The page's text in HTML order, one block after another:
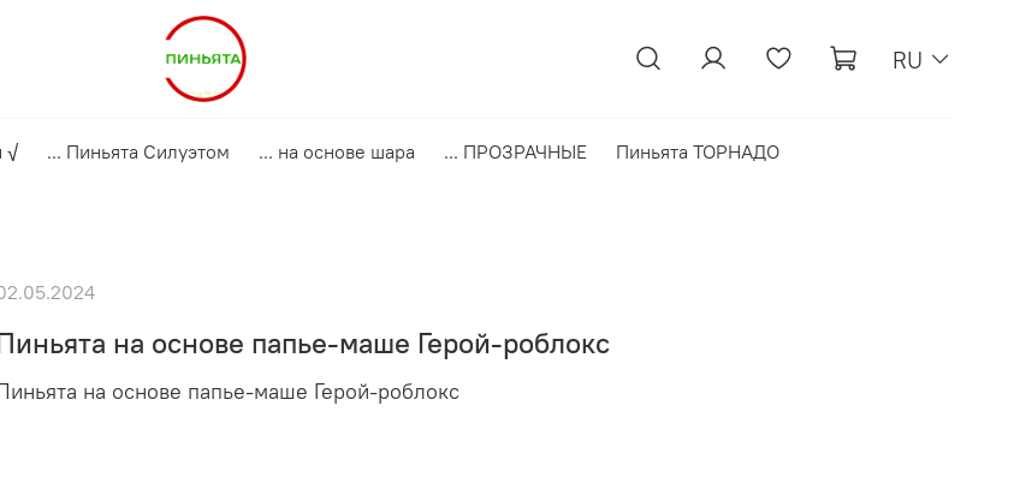
RU
√ ... Пиньята Силуэтом ... на основе шара ... ПРОЗРАЧНЫЕ Пиньята ТОРНАДО
на основе папье-маше Герой-роблокс
на основе папье-маше Герой-роблокс